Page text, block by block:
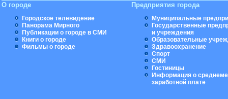
О городе
Городское телевидение
Панорама Мирного
Публикации о городе в СМИ
Книги о городе
Фильмы о городе
Предприятия города
Муниципальные
Государственные
и учреждения
Образовательные
Здравоохранение
Спорт
СМИ
Гостиницы
Информация о
заработной плате